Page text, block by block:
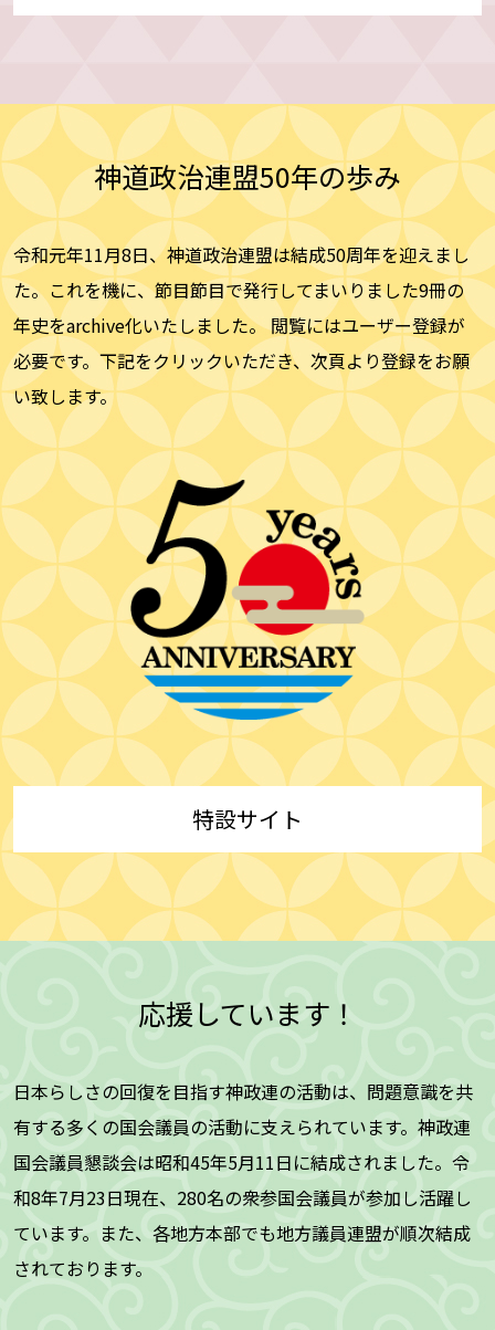
神道政治連盟50年の歩み
令和元年11月8日、神道政治連盟は結成50周年を迎えまし
た。これを機に、節目節目で発行してまいりました9冊の
年史をarchive化いたしました。 閲覧にはユーザー登録が
必要です。下記をクリックいただき、次頁より登録をお願
い致します。
特設サイト
応援しています！
日本らしさの回復を目指す神政連の活動は、問題意識を共
有する多くの国会議員の活動に支えられています。神政連
国会議員懇談会は昭和45年5月11日に結成されました。令
和8年7月23日現在、280名の衆参国会議員が参加し活躍し
ています。また、各地方本部でも地方議員連盟が順次結成
されております。